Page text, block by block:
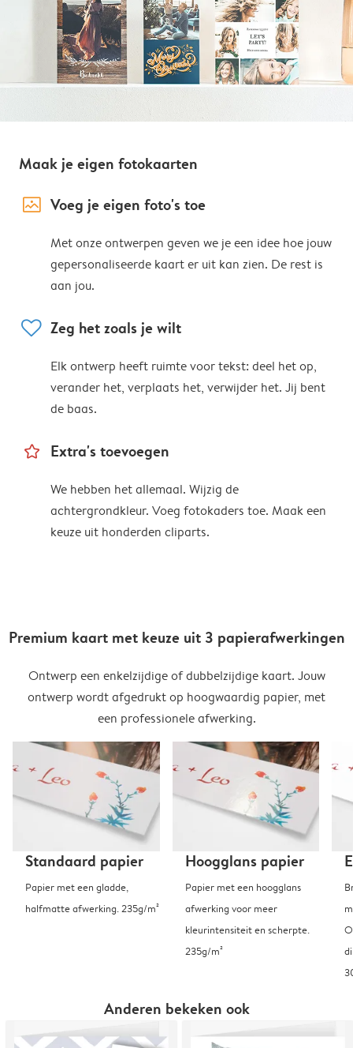
Maak je eigen fotokaarten
image_placeholder Voeg je eigen foto's toe
Met onze ontwerpen geven we je een idee hoe jouw
gepersonaliseerde kaart er uit kan zien. De rest is
aan jou.
heart Zeg het zoals je wilt
Elk ontwerp heeft ruimte voor tekst: deel het op,
verander het, verplaats het, verwijder het. Jij bent
de baas.
star_outline Extra's toevoegen
We hebben het allemaal. Wijzig de
achtergrondkleur. Voeg fotokaders toe. Maak een
keuze uit honderden cliparts.
Premium kaart met keuze uit 3 papierafwerkingen
Ontwerp een enkelzijdige of dubbelzijdige kaart. Jouw
ontwerp wordt afgedrukt op hoogwaardig papier, met
een professionele afwerking.
Standaard papier
Papier met een gladde,
halfmatte afwerking. 235g/m²
Hoogglans papier
Papier met een hoogglans
afwerking voor meer
kleurintensiteit en scherpte.
235g/m²
Anderen bekeken ook